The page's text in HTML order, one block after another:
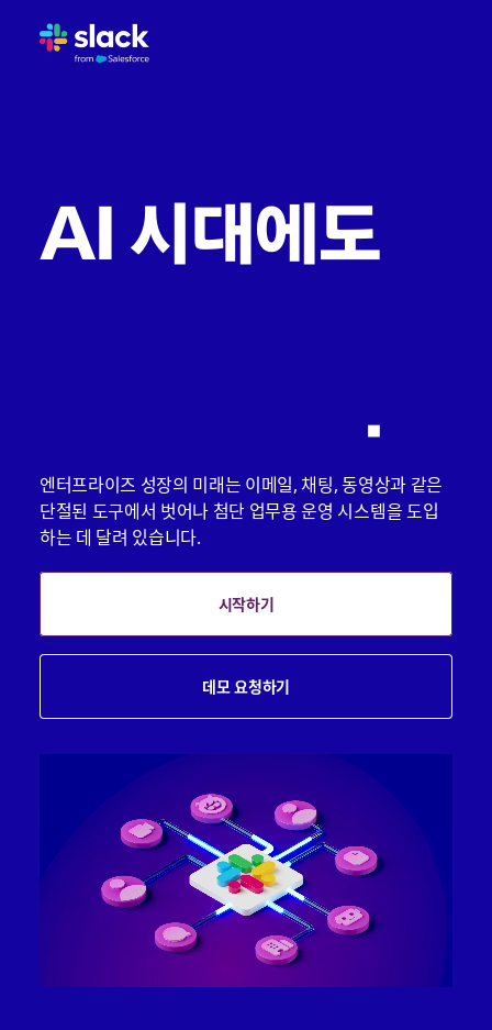
AI 시대에도
.
엔터프라이즈 성장의 미래는 이메일, 채팅, 동영상과 같은
단절된 도구에서 벗어나 첨단 업무용 운영 시스템을 도입
하는 데 달려 있습니다.
시작하기
데모 요청하기